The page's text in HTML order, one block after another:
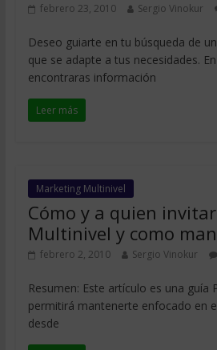
febrero 23, 2010 Sergio Vinokur
Deseo guiarte en tu búsqueda de
que se adapte a tus necesidades.
encontraras información
Leer más
Marketing Multinivel
Cómo y a quien
Multinivel y como
febrero 2, 2010 Sergio Vinokur
Resumen: Este artículo es una guía
permitirá mantenerte enfocado en
desde